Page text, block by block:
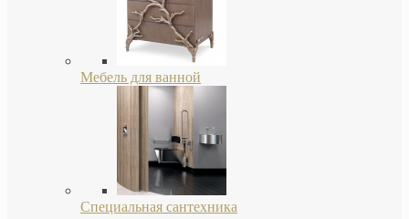
Мебель для ванной
Специальная сантехника